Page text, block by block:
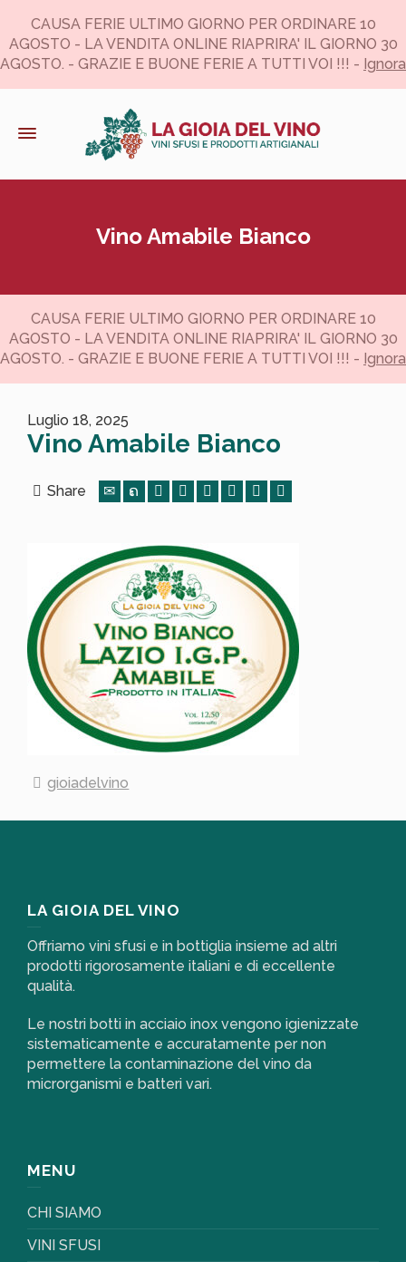
CAUSA FERIE ULTIMO GIORNO PER ORDINARE 10
AGOSTO - LA VENDITA ONLINE RIAPRIRA' IL GIORNO 30
AGOSTO. - GRAZIE E BUONE FERIE A TUTTI VOI !!! - Ignora
Vino Amabile Bianco
CAUSA FERIE ULTIMO GIORNO PER ORDINARE 10
AGOSTO - LA VENDITA ONLINE RIAPRIRA' IL GIORNO 30
AGOSTO. - GRAZIE E BUONE FERIE A TUTTI VOI !!! - Ignora
Luglio 18, 2025
Vino Amabile Bianco
Share
gioiadelvino
LA GIOIA DEL VINO
Offriamo vini sfusi e in bottiglia insieme ad altri
prodotti rigorosamente italiani e di eccellente
qualità.
Le nostri botti in acciaio inox vengono igienizzate
sistematicamente e accuratamente per non
permettere la contaminazione del vino da
microrganismi e batteri vari.
MENU
CHI SIAMO
VINI SFUSI